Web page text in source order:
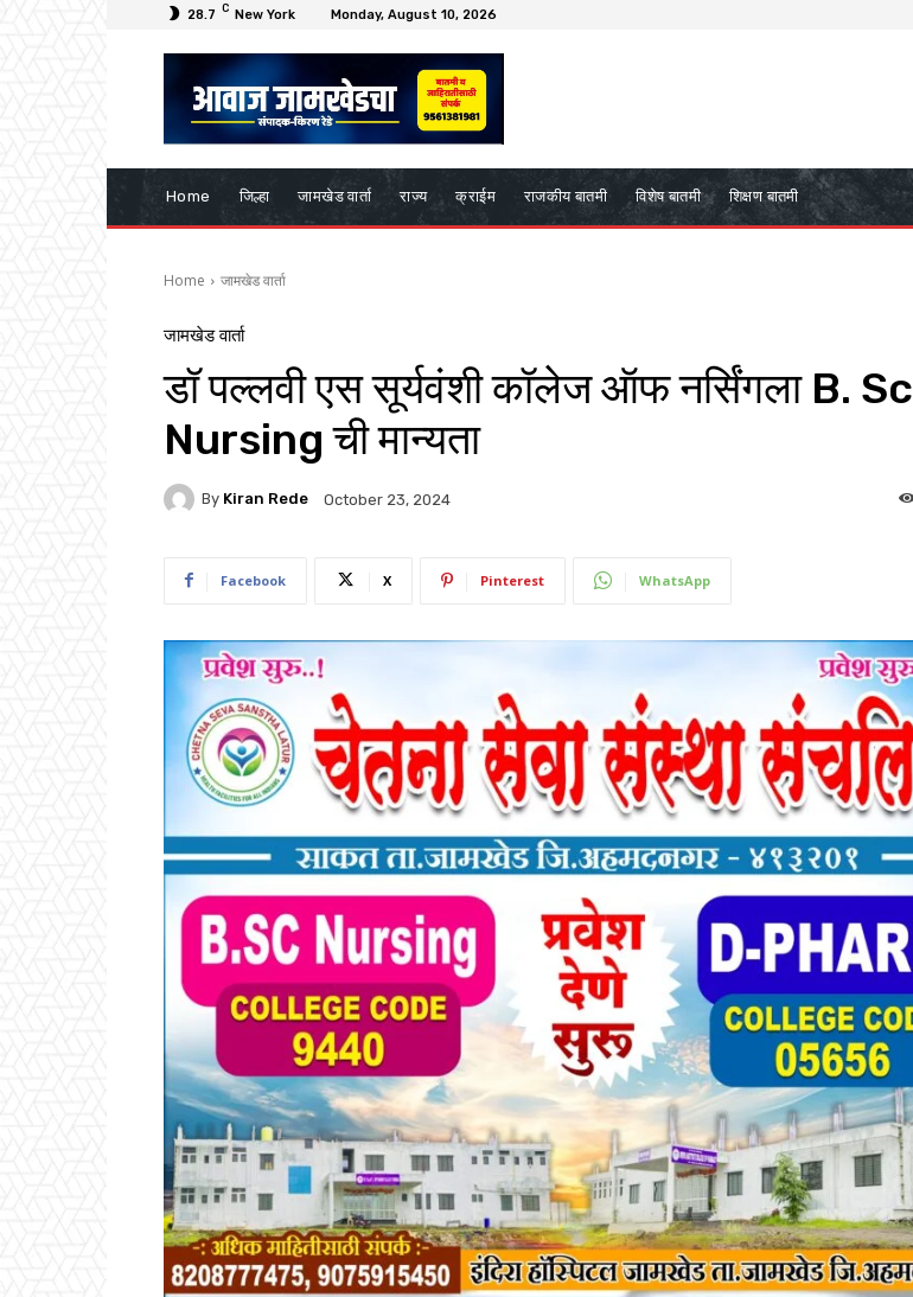
28.7 C New York Monday, August 10, 2026
Home जिल्हा जामखेड वार्ता राज्य क्राईम राजकीय बातमी विशेष बातमी शिक्षण बातमी
Home जामखेड वार्ता
जामखेड वार्ता
डॉ पल्लवी एस सूर्यवंशी कॉलेज ऑफ नर्सिंगला B. Sc
Nursing ची मान्यता
By Kiran Rede October 23, 2024
Facebook X Pinterest WhatsApp